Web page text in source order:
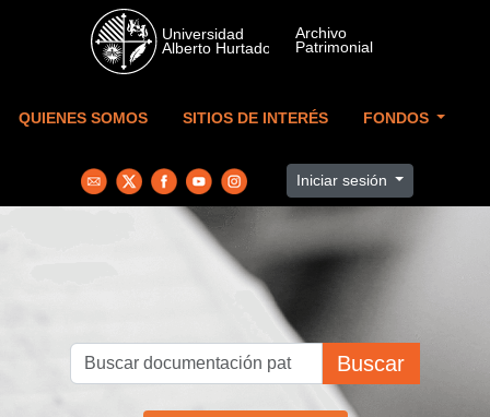
Skip to main content
QUIENES SOMOS SITIOS DE INTERÉS FONDOS
Iniciar sesión
Buscar